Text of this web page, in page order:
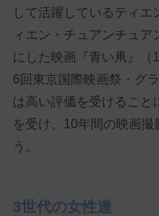
して活躍しているティ
ィエン・チュアンチュ
にした映画『青い凧』（
6回東京国際映画祭・グ
は高い評価を受けること
を受け、10年間の映画撮
う。
3世代の女性達